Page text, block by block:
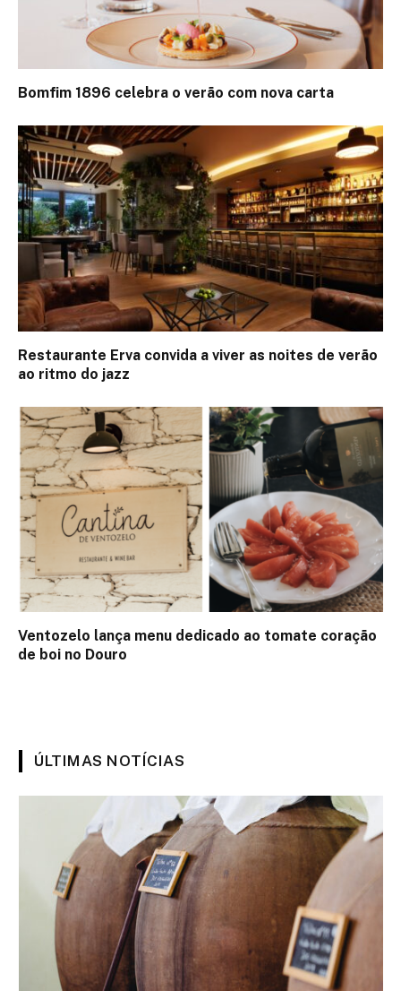
Bomfim 1896 celebra o verão com nova carta
Restaurante Erva convida a viver as noites de verão
ao ritmo do jazz
Ventozelo lança menu dedicado ao tomate coração
de boi no Douro
ÚLTIMAS NOTÍCIAS